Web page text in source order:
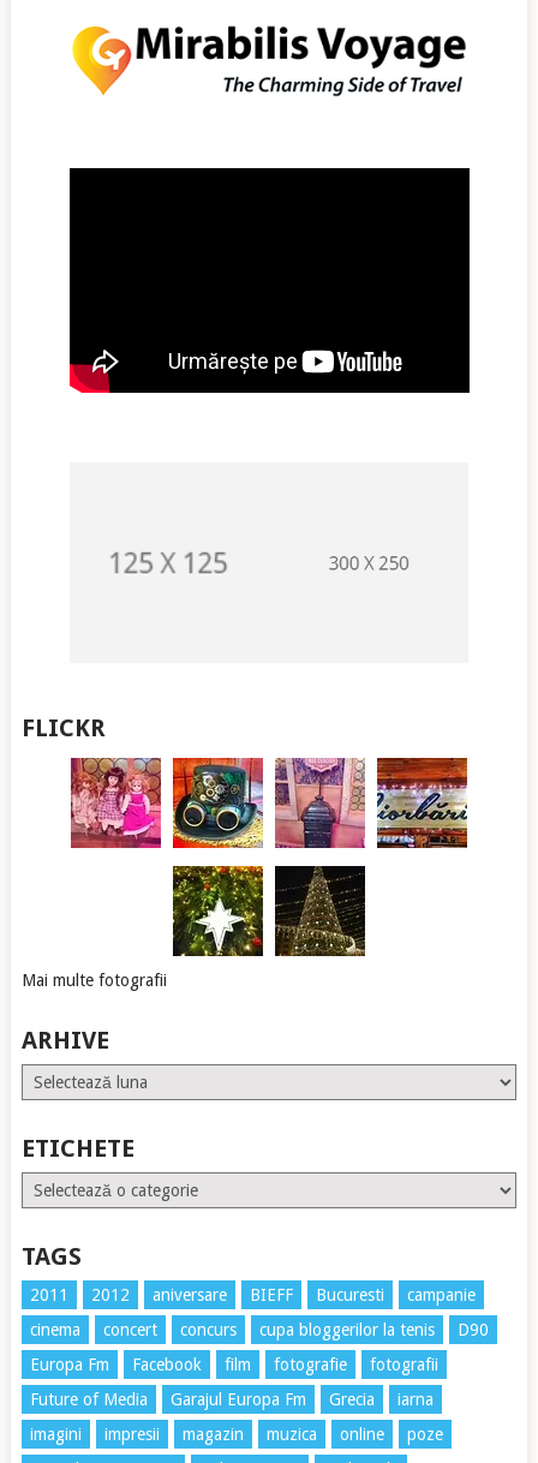
FLICKR
Mai multe fotografii
ARHIVE
Arhive
ETICHETE
Etichete
TAGS
2011 2012 aniversare BIEFF Bucuresti
campanie
cinema
concert concurs cupa bloggerilor la tenis
D90
Europa Fm
Facebook film fotografie
fotografii
Future of Media
Garajul Europa Fm Grecia
iarna
imagini
impresii magazin muzica online
poze